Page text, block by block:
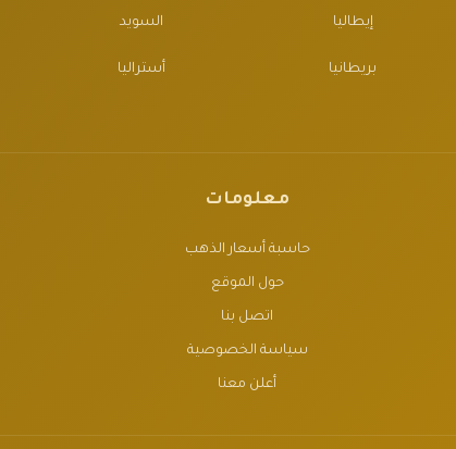
إيطاليا السويد
بريطانيا أستراليا
معلومات
حاسبة أسعار الذهب
حول الموقع
اتصل بنا
سياسة الخصوصية
أعلن معنا